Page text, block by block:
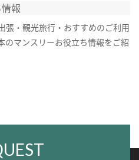
報
張・観光旅行・おすすめのご利用
のマンスリーお役立ち情報をご紹